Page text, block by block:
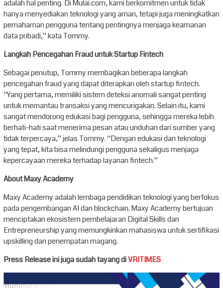
adalah hal penting. Di Mulai.com, kami berkomitmen untuk tidak
hanya menyediakan teknologi yang aman, tetapi juga meningkatkan
pemahaman pengguna tentang pentingnya menjaga keamanan
data pribadi,” kata Tommy.
Langkah Pencegahan Fraud untuk Startup Fintech
Sebagai penutup, Tommy membagikan beberapa langkah
pencegahan fraud yang dapat diterapkan oleh startup fintech.
“Yang pertama, memiliki sistem deteksi anomali sangat penting
untuk memantau transaksi yang mencurigakan. Selain itu, kami
sangat mendorong edukasi bagi pengguna, sehingga mereka lebih
berhati-hati saat menerima pesan atau unduhan dari sumber yang
tidak terpercaya,” jelas Tommy. “Dengan edukasi dan teknologi
yang tepat, kita bisa melindungi pengguna sekaligus menjaga
kepercayaan mereka terhadap layanan fintech.”
About Maxy Academy
Maxy Academy adalah lembaga pendidikan teknologi yang berfokus
pada pengembangan AI dan blockchain. Maxy Academy bertujuan
menciptakan ekosistem pembelajaran Digital Skills dan
Entrepreneurship yang memungkinkan mahasiswa untuk sertifikasi
upskilling dan penempatan magang.
Press Release ini juga sudah tayang diVRITIMES